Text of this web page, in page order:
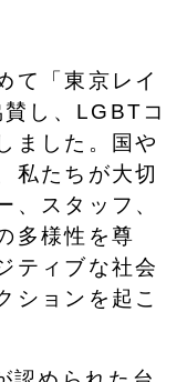
て「東京レイ
し、LGBTコ
ました。国や
私たちが大切
、スタッフ、
多様性を尊
ティブな社会
ションを起こ